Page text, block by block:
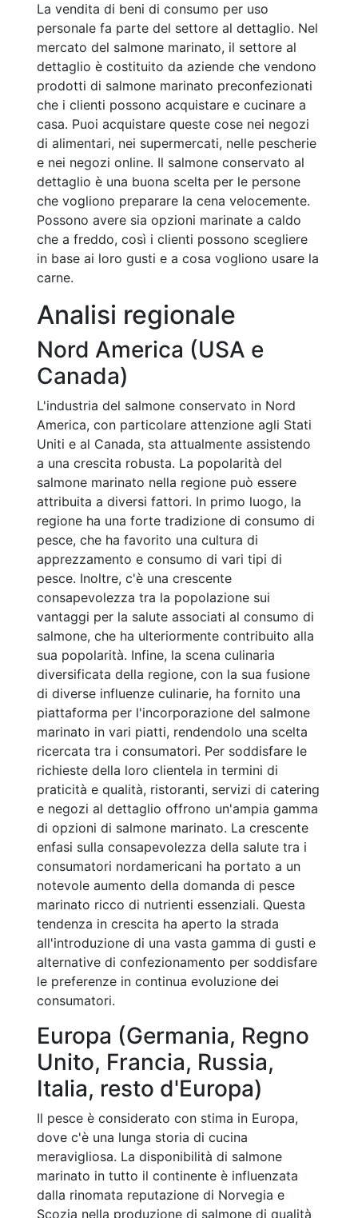
La vendita di beni di consumo per uso
personale fa parte del settore al dettaglio. Nel
mercato del salmone marinato, il settore al
dettaglio è costituito da aziende che vendono
prodotti di salmone marinato preconfezionati
che i clienti possono acquistare e cucinare a
casa. Puoi acquistare queste cose nei negozi
di alimentari, nei supermercati, nelle pescherie
e nei negozi online. Il salmone conservato al
dettaglio è una buona scelta per le persone
che vogliono preparare la cena velocemente.
Possono avere sia opzioni marinate a caldo
che a freddo, così i clienti possono scegliere
in base ai loro gusti e a cosa vogliono usare la
carne.
Analisi regionale
Nord America (USA e
Canada)
L'industria del salmone conservato in Nord
America, con particolare attenzione agli Stati
Uniti e al Canada, sta attualmente assistendo
a una crescita robusta. La popolarità del
salmone marinato nella regione può essere
attribuita a diversi fattori. In primo luogo, la
regione ha una forte tradizione di consumo di
pesce, che ha favorito una cultura di
apprezzamento e consumo di vari tipi di
pesce. Inoltre, c'è una crescente
consapevolezza tra la popolazione sui
vantaggi per la salute associati al consumo di
salmone, che ha ulteriormente contribuito alla
sua popolarità. Infine, la scena culinaria
diversificata della regione, con la sua fusione
di diverse influenze culinarie, ha fornito una
piattaforma per l'incorporazione del salmone
marinato in vari piatti, rendendolo una scelta
ricercata tra i consumatori. Per soddisfare le
richieste della loro clientela in termini di
praticità e qualità, ristoranti, servizi di catering
e negozi al dettaglio offrono un'ampia gamma
di opzioni di salmone marinato. La crescente
enfasi sulla consapevolezza della salute tra i
consumatori nordamericani ha portato a un
notevole aumento della domanda di pesce
marinato ricco di nutrienti essenziali. Questa
tendenza in crescita ha aperto la strada
all'introduzione di una vasta gamma di gusti e
alternative di confezionamento per soddisfare
le preferenze in continua evoluzione dei
consumatori.
Europa (Germania, Regno
Unito, Francia, Russia,
Italia, resto d'Europa)
Il pesce è considerato con stima in Europa,
dove c'è una lunga storia di cucina
meravigliosa. La disponibilità di salmone
marinato in tutto il continente è influenzata
dalla rinomata reputazione di Norvegia e
Scozia nella produzione di salmone di qualità